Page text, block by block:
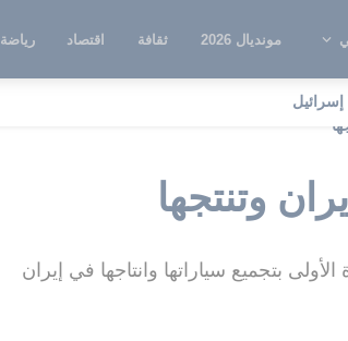
مونديال 2026 ثقافة اقتصاد رياضة
وتنتجها
بتجميع سياراتها وانتاجها في إيران